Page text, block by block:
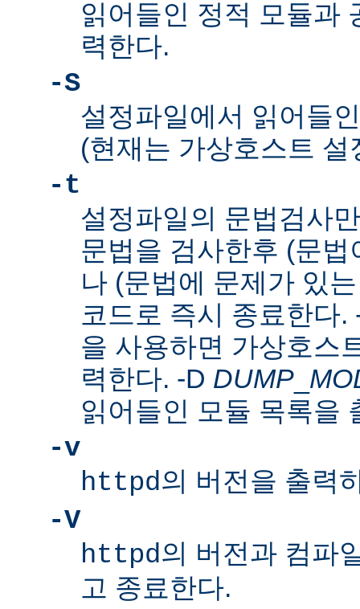
읽어들인 정적 모듈과
력한다.
-S
설정파일에서 읽어들
(현재는 가상호스트
-t
설정파일의 문법검사
문법을 검사한후 (문
나 (문법에 문제가 있
코드로 즉시 종료한다
을 사용하면 가상호스
력한다. -D DUMP
읽어들인 모듈 목록을
-v
httpd의 버전을 출력
-V
httpd의 버전과 컴파
고 종료한다.